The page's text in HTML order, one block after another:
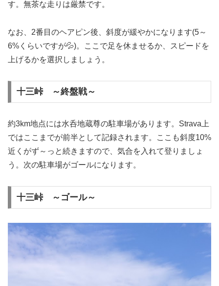
す。無茶な走りは厳禁です。
なお、2番目のヘアピン後、斜度が緩やかになります(5～
6%くらいですが💦)。ここで足を休ませるか、スピードを
上げるかを選択しましょう。
十三峠 ～終盤戦～
約3km地点には水呑地蔵尊の駐車場があります。Strava上
ではここまでが前半として記録されます。ここも斜度10%
近くがず～っと続きますので、気合を入れて登りましょ
う。次の駐車場がゴールになります。
十三峠 ～ゴール～